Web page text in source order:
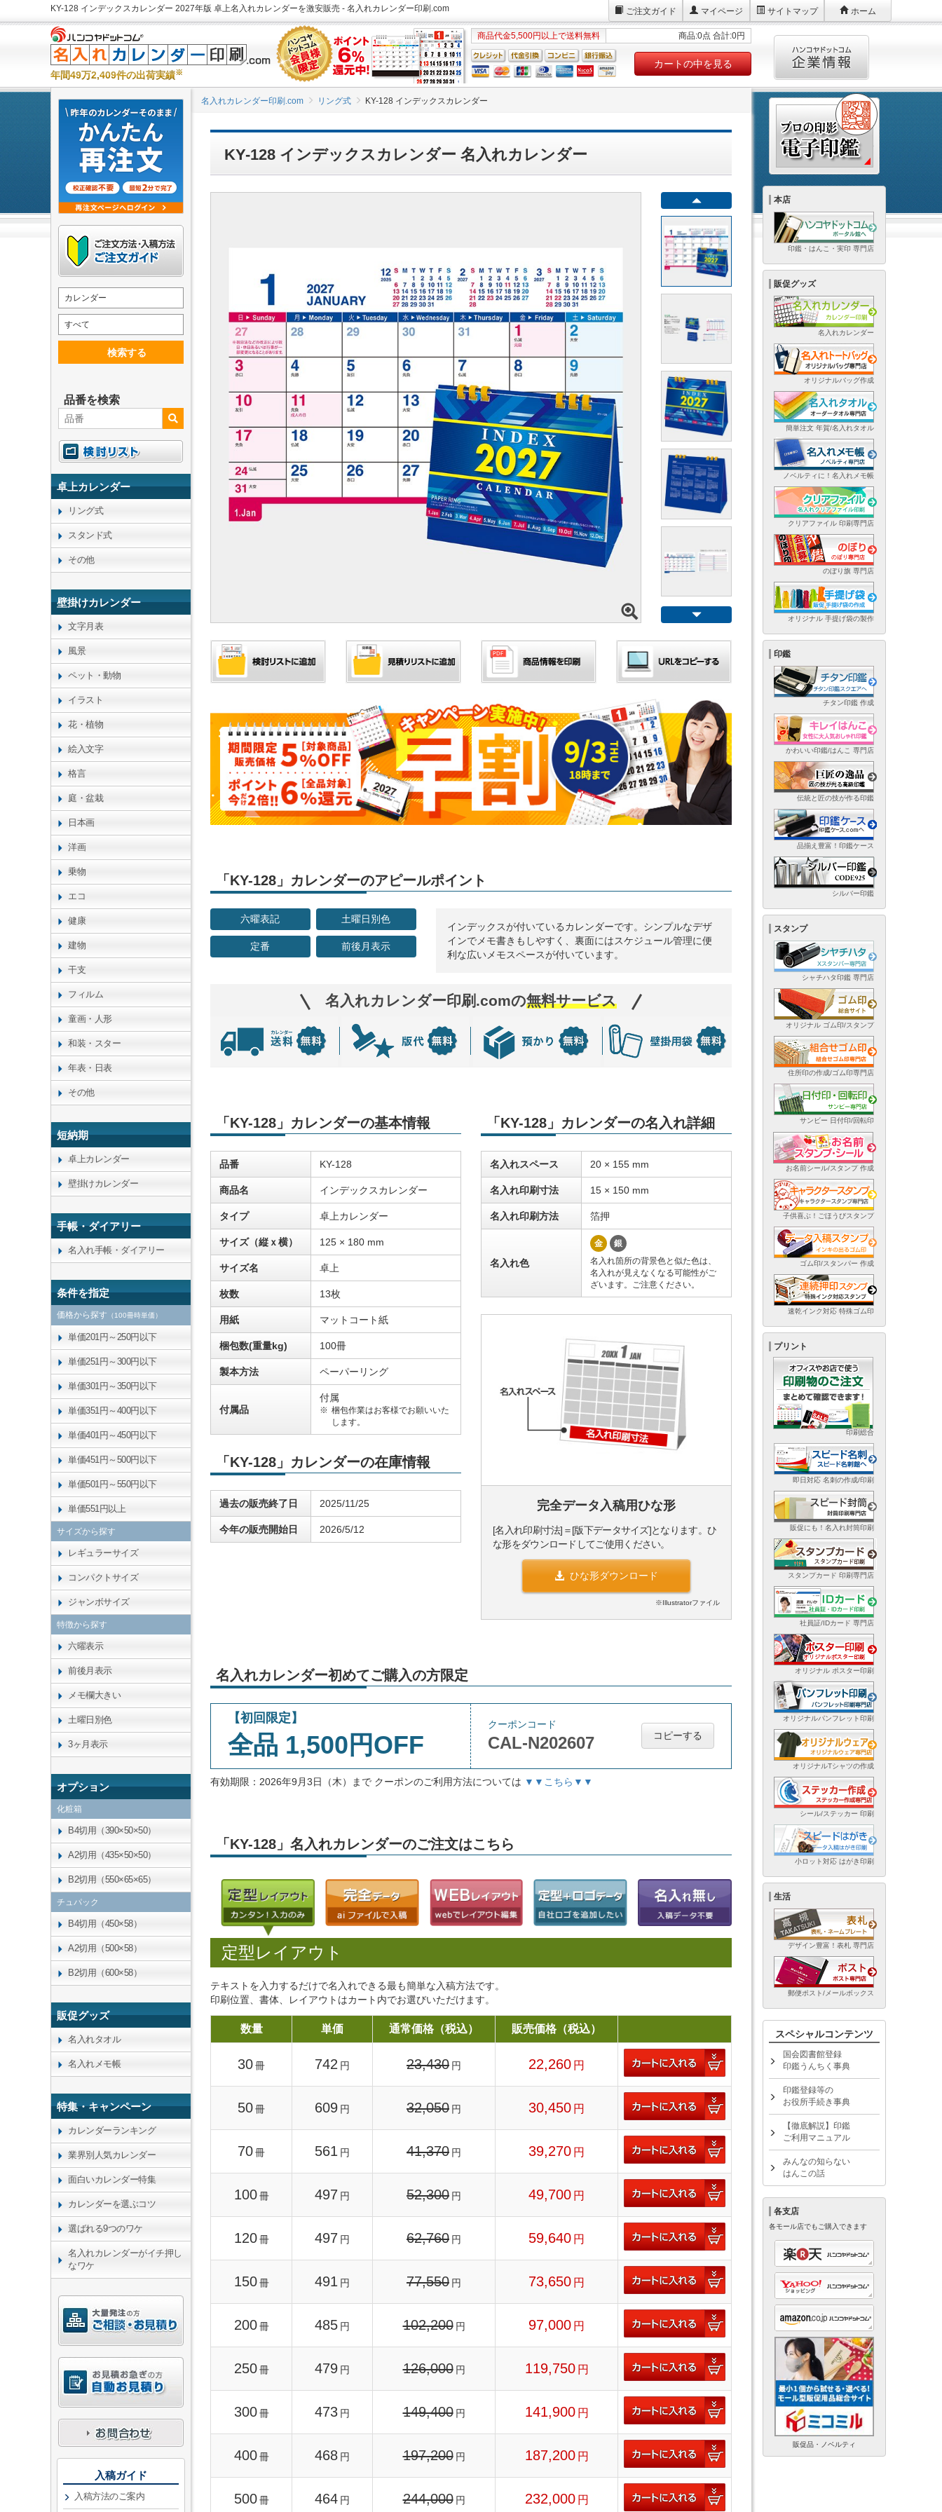
KY-128 インデックスカレンダー 2027年版 卓上名入れカレンダーを激安販売 - 名入れカレンダー印刷.com ご注文ガイド マイページ サイトマップ ホーム
年間49万2,409件の出荷実績※
商品代金5,500円以上で送料無料 商品:0点 合計:0円
カートの中を見る
名入れカレンダー印刷.com リング式 KY-128 インデックスカレンダー
KY-128 インデックスカレンダー 名入れカレンダー
「KY-128」カレンダーのアピールポイント
六曜表記 土曜日別色
定番 前後月表示
インデックスが付いているカレンダーです。シンプルなデザ
インでメモ書きもしやすく、裏面にはスケジュール管理に便
利な広いメモスペースが付いています。
名入れカレンダー印刷.comの無料サービス
「KY-128」カレンダーの基本情報
品番 KY-128
商品名 インデックスカレンダー
タイプ 卓上カレンダー
サイズ（縦ｘ横） 125 × 180 mm
サイズ名 卓上
枚数 13枚
用紙 マットコート紙
梱包数(重量kg) 100冊
製本方法 ペーパーリング
付属品
付属
梱包作業はお客様でお願いいた
します。
「KY-128」カレンダーの在庫情報
過去の販売終了日 2025/11/25
今年の販売開始日 2026/5/12
「KY-128」カレンダーの名入れ詳細
名入れスペース 20 × 155 mm
名入れ印刷寸法 15 × 150 mm
名入れ印刷方法 箔押
名入れ色
金
銀
名入れ箇所の背景色と似た色は、
名入れが見えなくなる可能性がご
ざいます。ご注意ください。
完全データ入稿用ひな形
[名入れ印刷寸法]＝[版下データサイズ]となります。ひ
な形をダウンロードしてご使用ください。
ひな形ダウンロード
※Illustratorファイル
名入れカレンダー初めてご購入の方限定
【初回限定】
全品 1,500円OFF
クーポンコード
CAL-N202607 コピーする
有効期限：2026年9月3日（木）まで クーポンのご利用方法については ▼▼こちら▼▼
「KY-128」名入れカレンダーのご注文はこちら
定型レイアウト
テキストを入力するだけで名入れできる最も簡単な入稿方法です。
印刷位置、書体、レイアウトはカート内でお選びいただけます。
数量 単価 通常価格（税込） 販売価格（税込）
30冊 742 円 23,430 円 22,260 円
50冊 609 円 32,050 円 30,450 円
70冊 561 円 41,370 円 39,270 円
100 冊 497 円 52,300 円 49,700 円
120 冊 497 円 62,760 円 59,640 円
150 冊 491 円 77,550 円 73,650 円
200 冊 485 円 102,200 円 97,000 円
250 冊 479 円 126,000 円 119,750 円
300 冊 473 円 149,400 円 141,900 円
400 冊 468 円 197,200 円 187,200 円
500 冊 464 円 244,000 円 232,000 円
カレンダー
すべて
検索する
品番を検索
卓上カレンダー
リング式
スタンド式
その他
壁掛けカレンダー
文字月表
風景
ペット・動物
イラスト
花・植物
絵入文字
格言
庭・盆栽
日本画
洋画
乗物
エコ
健康
建物
干支
フィルム
童画・人形
和装・スター
年表・日表
その他
短納期
卓上カレンダー
壁掛けカレンダー
手帳・ダイアリー
名入れ手帳・ダイアリー
条件を指定
価格から探す （100冊時単価）
単価201円～250円以下
単価251円～300円以下
単価301円～350円以下
単価351円～400円以下
単価401円～450円以下
単価451円～500円以下
単価501円～550円以下
単価551円以上
サイズから探す
レギュラーサイズ
コンパクトサイズ
ジャンボサイズ
特徴から探す
六曜表示
前後月表示
メモ欄大きい
土曜日別色
3ヶ月表示
オプション
化粧箱
B4切用（390×50×50）
A2切用（435×50×50）
B2切用（550×65×65）
チュパック
B4切用（450×58）
A2切用（500×58）
B2切用（600×58）
販促グッズ
名入れタオル
名入れメモ帳
特集・キャンペーン
カレンダーランキング
業界別人気カレンダー
面白いカレンダー特集
カレンダーを選ぶコツ
選ばれる9つのワケ
名入れカレンダーがイチ押し
なワケ
入稿ガイド
入稿方法のご案内
本店
印鑑・はんこ・実印 専門店
販促グッズ
名入れカレンダー
オリジナルバッグ作成
簡単注文 年賀/名入れタオル
ノベルティに！名入れメモ帳
クリアファイル 印刷専門店
のぼり旗 専門店
オリジナル 手提げ袋の製作
印鑑
チタン印鑑 作成
かわいい印鑑/はんこ 専門店
伝統と匠の技が作る印鑑
品揃え豊富！印鑑ケース
シルバー印鑑
スタンプ
シャチハタ印鑑 専門店
オリジナル ゴム印/スタンプ
住所印の作成/ゴム印専門店
サンビー 日付印/回転印
お名前シール/スタンプ 作成
子供喜ぶ！ごほうびスタンプ
ゴム印/スタンパー 作成
速乾インク対応 特殊ゴム印
プリント
印刷総合
即日対応 名刺の作成/印刷
販促にも！名入れ封筒印刷
スタンプカード 印刷専門店
社員証/IDカード 専門店
オリジナル ポスター印刷
オリジナルパンフレット印刷
オリジナルTシャツの作成
シール/ステッカー 印刷
小ロット対応 はがき印刷
生活
デザイン豊富！表札 専門店
郵便ポスト/メールボックス
スペシャルコンテンツ
国会図書館登録
印鑑うんちく事典
印鑑登録等の
お役所手続き事典
【徹底解説】印鑑
ご利用マニュアル
みんなの知らない
はんこの話
各支店
各モール店でもご購入できます
販促品・ノベルティ